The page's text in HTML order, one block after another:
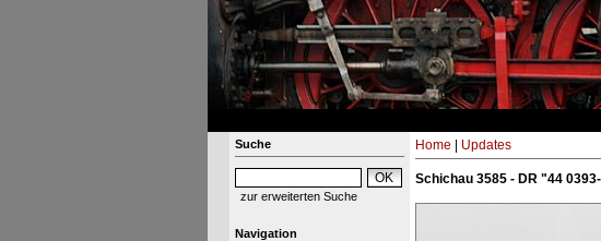
Suche
zur erweiterten Suche
Navigation
Home Updates
Schichau 3585 - DR "44